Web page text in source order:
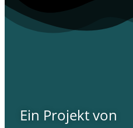
Ein Projekt von